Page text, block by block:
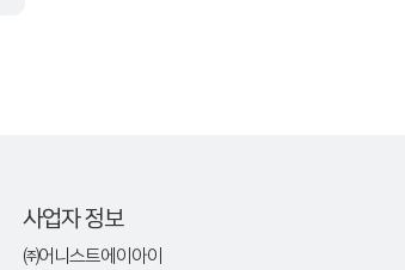
사업자 정보
㈜어니스트에이아이